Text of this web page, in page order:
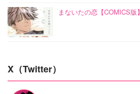
まないたの恋【COMICS版】
X（Twitter）